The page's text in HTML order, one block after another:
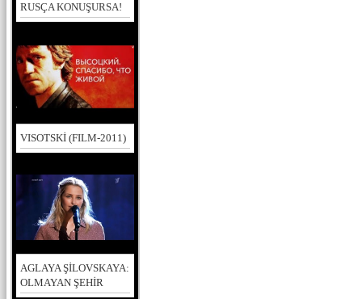
RUSÇA KONUŞURSA!
VISOTSKİ (FILM-2011)
AGLAYA ŞİLOVSKAYA:
OLMAYAN ŞEHİR